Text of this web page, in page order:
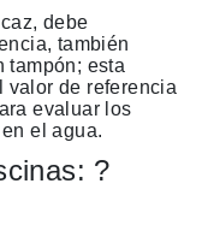
debe
también
tampón; esta
valor de referencia
evaluar los
el agua.
?